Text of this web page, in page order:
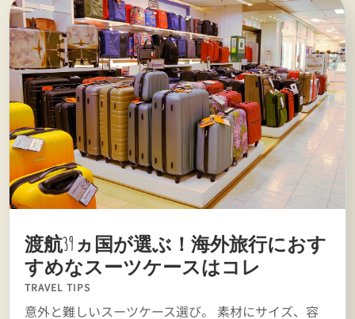
渡航39ヵ国が選ぶ！海外旅行におす
すめなスーツケースはコレ
TRAVEL TIPS
意外と難しいスーツケース選び。 素材にサイズ、容